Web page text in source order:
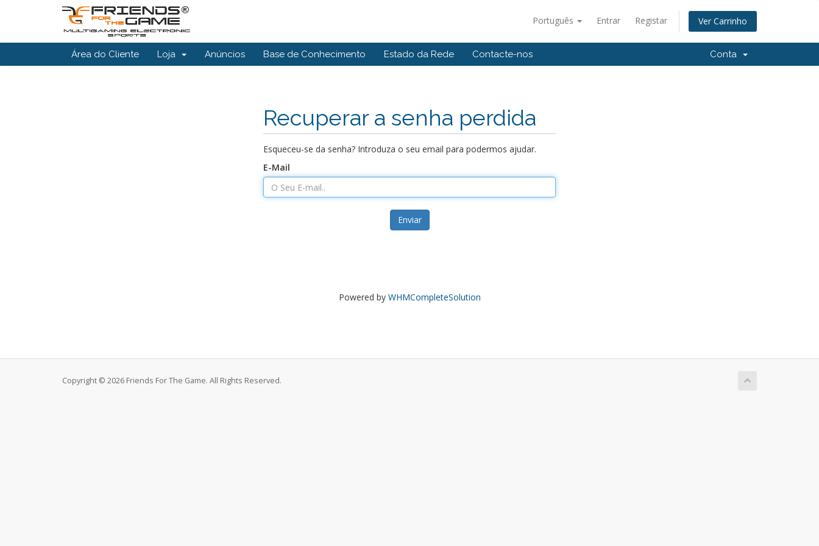
Português Entrar Registar Ver Carrinho
Área do Cliente Loja Anúncios Base de Conhecimento Estado da Rede Contacte-nos Conta
Recuperar a senha perdida
Esqueceu-se da senha? Introduza o seu email para podermos ajudar.
E-Mail
Enviar
Powered by WHMCompleteSolution
Copyright © 2026 Friends For The Game. All Rights Reserved.